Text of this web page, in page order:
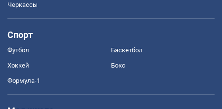
Черкассы
Спорт
Футбол Баскетбол
Хоккей Бокс
Формула-1